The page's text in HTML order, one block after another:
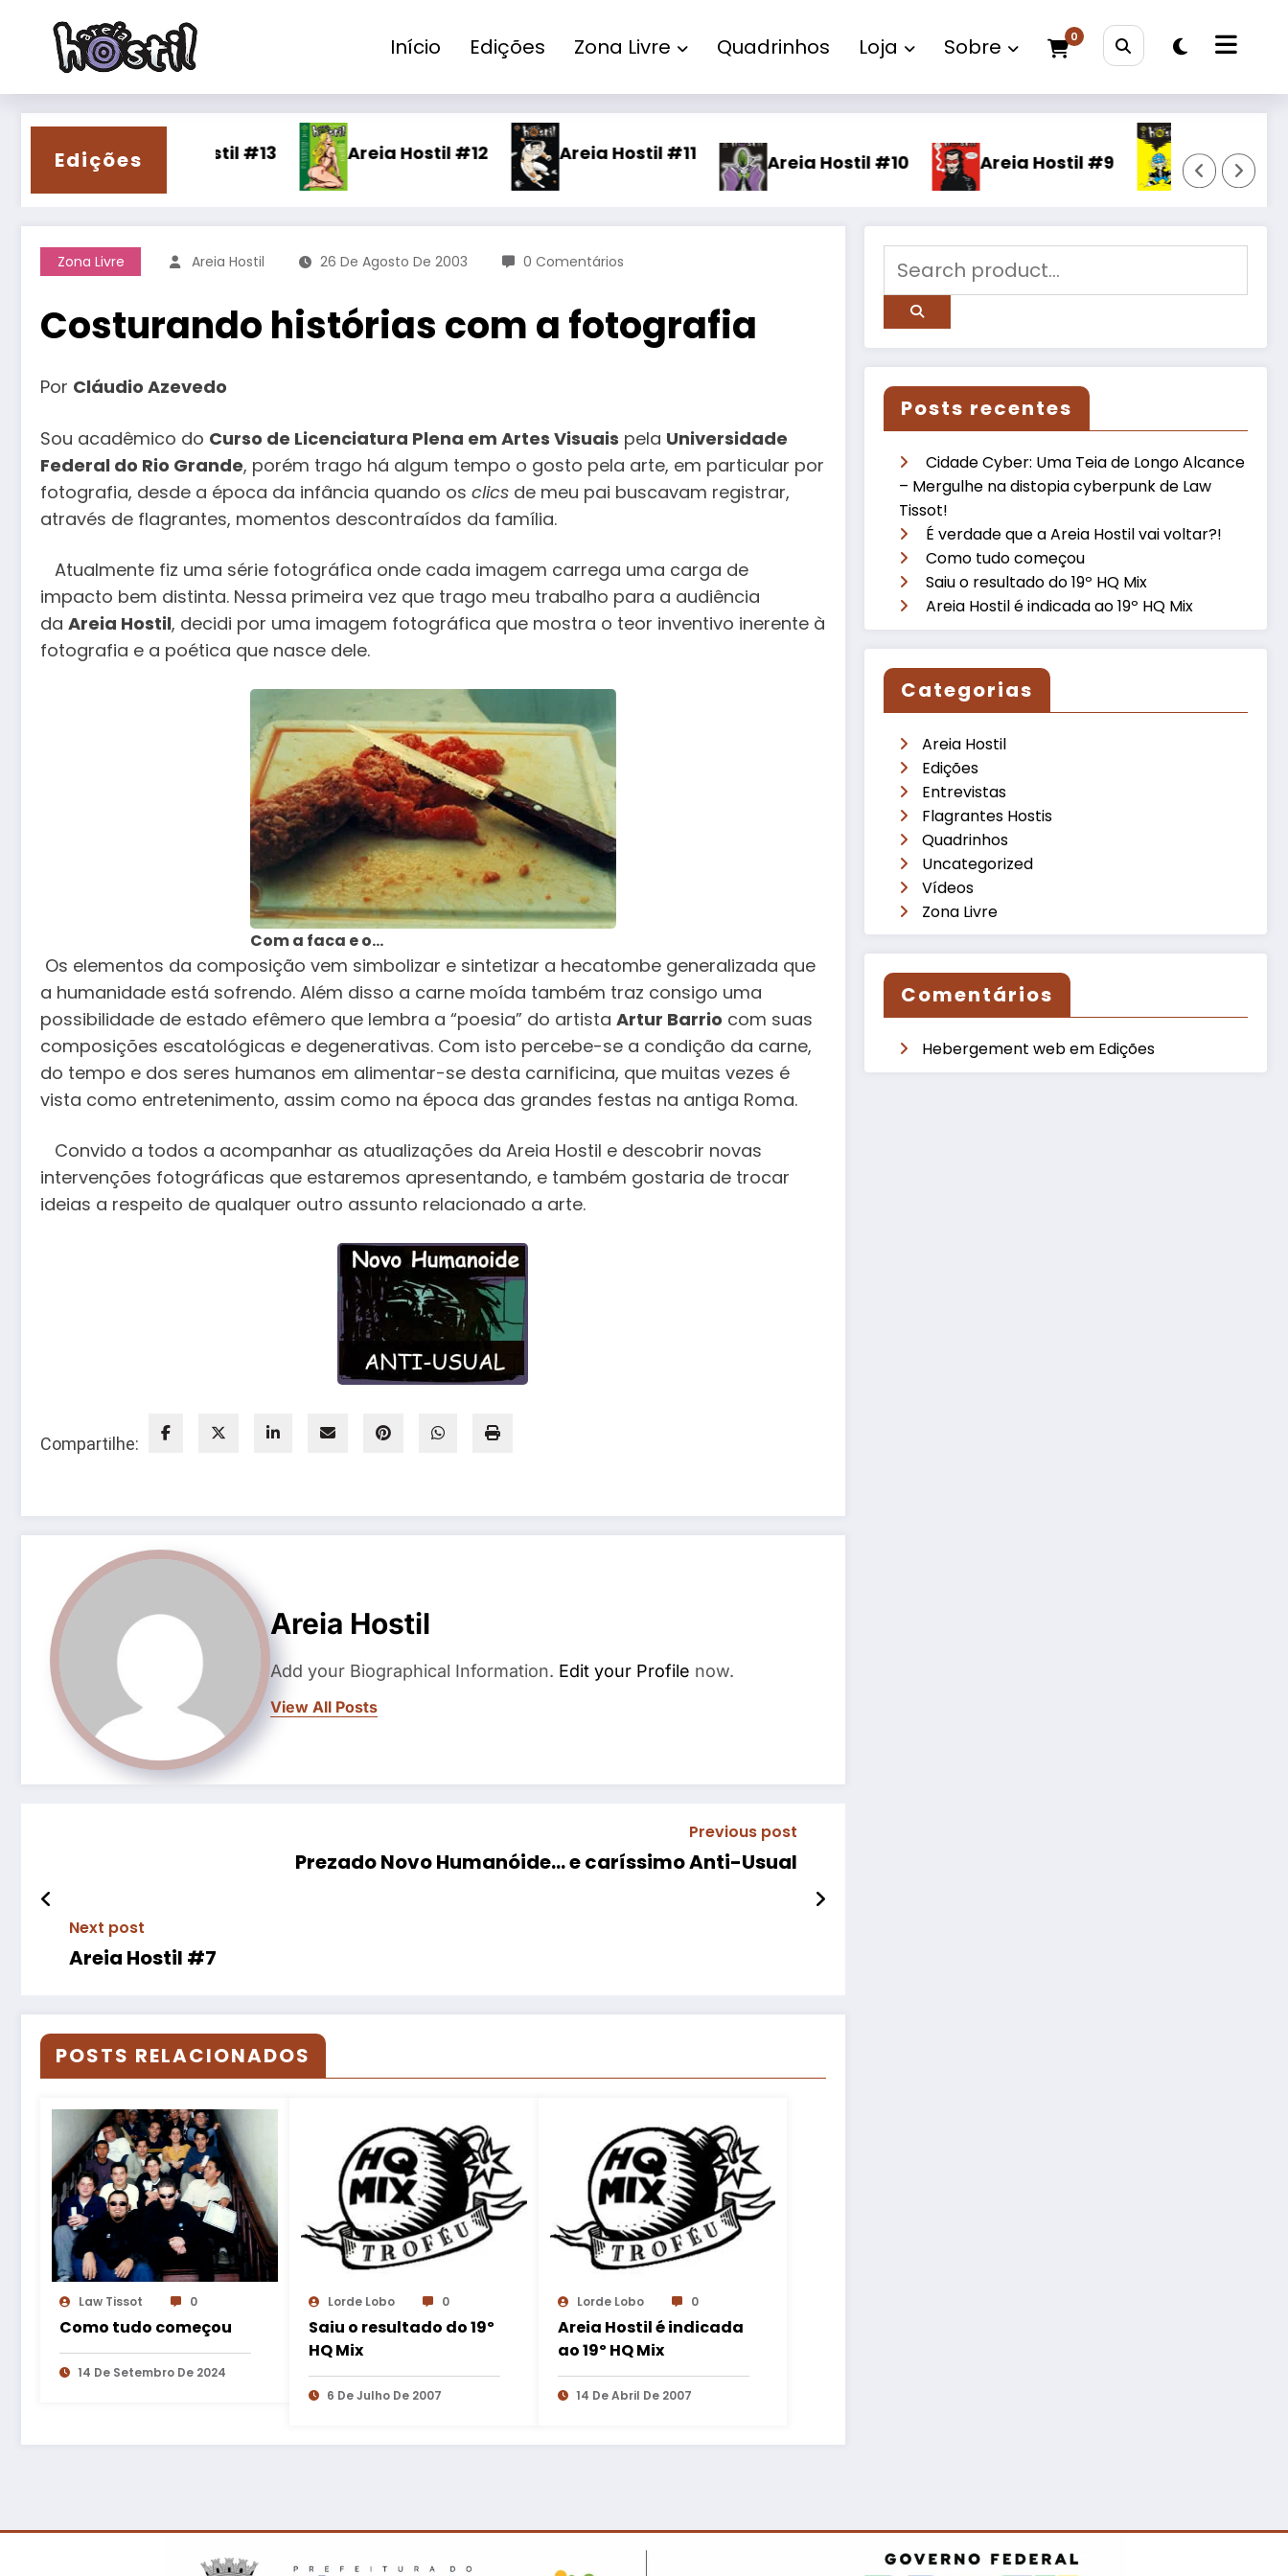
Início Edições Zona Livre Quadrinhos Loja Sobre 0
Edições
Areia Hostil #13 Areia Hostil #12 Areia Hostil #11 Areia Hostil #10 Areia Hostil #9 Areia Hostil #8
Zona Livre Areia Hostil 26 De Agosto De 2003 0 Comentários
Costurando histórias com a fotografia
Por Cláudio Azevedo
Sou acadêmico do Curso de Licenciatura Plena em Artes Visuais pela Universidade
Federal do Rio Grande, porém trago há algum tempo o gosto pela arte, em particular por
fotografia, desde a época da infância quando os clics de meu pai buscavam registrar,
através de flagrantes, momentos descontraídos da família.
Atualmente fiz uma série fotográfica onde cada imagem carrega uma carga de
impacto bem distinta. Nessa primeira vez que trago meu trabalho para a audiência
da Areia Hostil, decidi por uma imagem fotográfica que mostra o teor inventivo inerente à
fotografia e a poética que nasce dele.
Com a faca e o…
Os elementos da composição vem simbolizar e sintetizar a hecatombe generalizada que
a humanidade está sofrendo. Além disso a carne moída também traz consigo uma
possibilidade de estado efêmero que lembra a “poesia” do artista Artur Barrio com suas
composições escatológicas e degenerativas. Com isto percebe-se a condição da carne,
do tempo e dos seres humanos em alimentar-se desta carnificina, que muitas vezes é
vista como entretenimento, assim como na época das grandes festas na antiga Roma.
Convido a todos a acompanhar as atualizações da Areia Hostil e descobrir novas
intervenções fotográficas que estaremos apresentando, e também gostaria de trocar
ideias a respeito de qualquer outro assunto relacionado a arte.
Compartilhe:
Areia Hostil
Add your Biographical Information. Edit your Profile now.
View All Posts
Previous post
Prezado Novo Humanóide… e caríssimo Anti-Usual
Next post
Areia Hostil #7
POSTS RELACIONADOS
Law Tissot 0
Como tudo começou
14 De Setembro De 2024
Lorde Lobo 0
Saiu o resultado do 19º
HQ Mix
6 De Julho De 2007
Lorde Lobo 0
Areia Hostil é indicada
ao 19º HQ Mix
14 De Abril De 2007
Posts recentes
Cidade Cyber: Uma Teia de Longo Alcance
– Mergulhe na distopia cyberpunk de Law
Tissot!
É verdade que a Areia Hostil vai voltar?!
Como tudo começou
Saiu o resultado do 19º HQ Mix
Areia Hostil é indicada ao 19º HQ Mix
Categorias
Areia Hostil
Edições
Entrevistas
Flagrantes Hostis
Quadrinhos
Uncategorized
Vídeos
Zona Livre
Comentários
Hebergement webem Edições